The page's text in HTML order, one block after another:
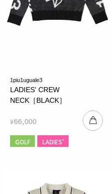
1piu1uguale3
LADIES' CREW
NECK［BLACK］
¥66,000
GOLF LADIES'